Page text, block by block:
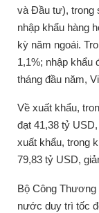
và Đầu tư), trong
nhập khẩu hàng
kỳ năm ngoái.
1,1%; nhập khẩu
tháng đầu năm,
Về xuất khẩu,
đạt 41,38 tỷ
xuất khẩu, trong
79,83 tỷ USD,
Bộ Công Thương
nước duy trì tốc